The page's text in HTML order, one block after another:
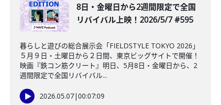
8日・金曜日から2週間限定で全国
リバイバル上映！2026/5/7 #595
暮らしと遊びの総合展示会「FIELDSTYLE TOKYO 2026」
５月９日・土曜日から２日間、東京ビッグサイトで開催！
映画『鉄コン筋クリート』明日、5月8日・金曜日から、2
週間限定で全国リバイバル...
2026.05.07|00:07:09